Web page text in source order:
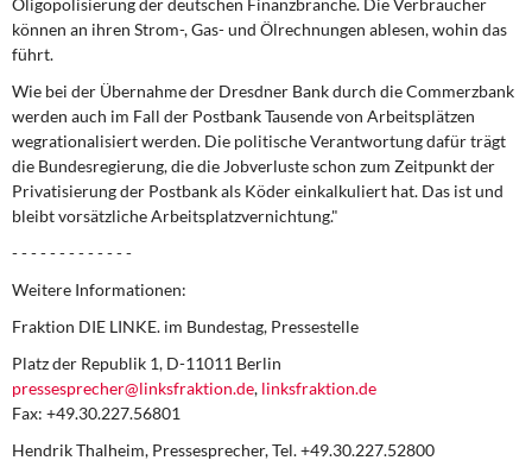
Oligopolisierung der deutschen Finanzbranche. Die Verbraucher
können an ihren Strom-, Gas- und Ölrechnungen ablesen, wohin das
führt.
Wie bei der Übernahme der Dresdner Bank durch die Commerzbank
werden auch im Fall der Postbank Tausende von Arbeitsplätzen
wegrationalisiert werden. Die politische Verantwortung dafür trägt
die Bundesregierung, die die Jobverluste schon zum Zeitpunkt der
Privatisierung der Postbank als Köder einkalkuliert hat. Das ist und
bleibt vorsätzliche Arbeitsplatzvernichtung."
- - - - - - - - - - - - -
Weitere Informationen:
Fraktion DIE LINKE. im Bundestag, Pressestelle
Platz der Republik 1, D-11011 Berlin
pressesprecher@linksfraktion.de, linksfraktion.de
Fax: +49.30.227.56801
Hendrik Thalheim, Pressesprecher, Tel. +49.30.227.52800